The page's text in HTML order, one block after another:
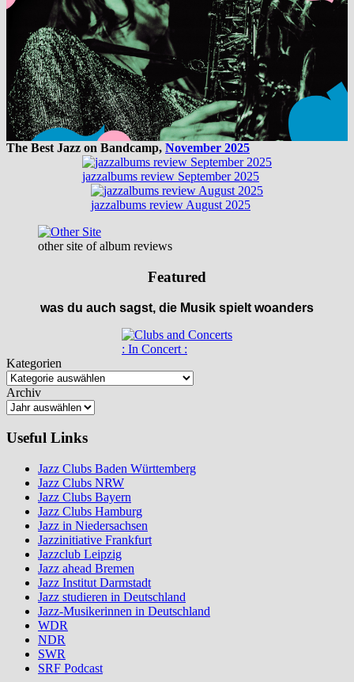
The Best Jazz on Bandcamp, November 2025
jazzalbums review September 2025
jazzalbums review August 2025
other site of album reviews
Featured
was du auch sagst, die Musik spielt woanders
: In Concert :
Kategorien
Archiv
Useful Links
Jazz Clubs Baden Württemberg
Jazz Clubs NRW
Jazz Clubs Bayern
Jazz Clubs Hamburg
Jazz in Niedersachsen
Jazzinitiative Frankfurt
Jazzclub Leipzig
Jazz ahead Bremen
Jazz Institut Darmstadt
Jazz studieren in Deutschland
Jazz-Musikerinnen in Deutschland
WDR
NDR
SWR
SRF Podcast